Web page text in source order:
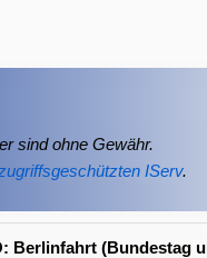
sind ohne Gewähr.
IServ.
Berlinfahrt (Bundestag